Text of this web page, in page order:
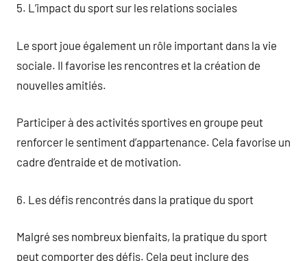
5. L’impact du sport sur les relations sociales
Le sport joue également un rôle important dans la vie
sociale. Il favorise les rencontres et la création de
nouvelles amitiés.
Participer à des activités sportives en groupe peut
renforcer le sentiment d’appartenance. Cela favorise un
cadre d’entraide et de motivation.
6. Les défis rencontrés dans la pratique du sport
Malgré ses nombreux bienfaits, la pratique du sport
peut comporter des défis. Cela peut inclure des